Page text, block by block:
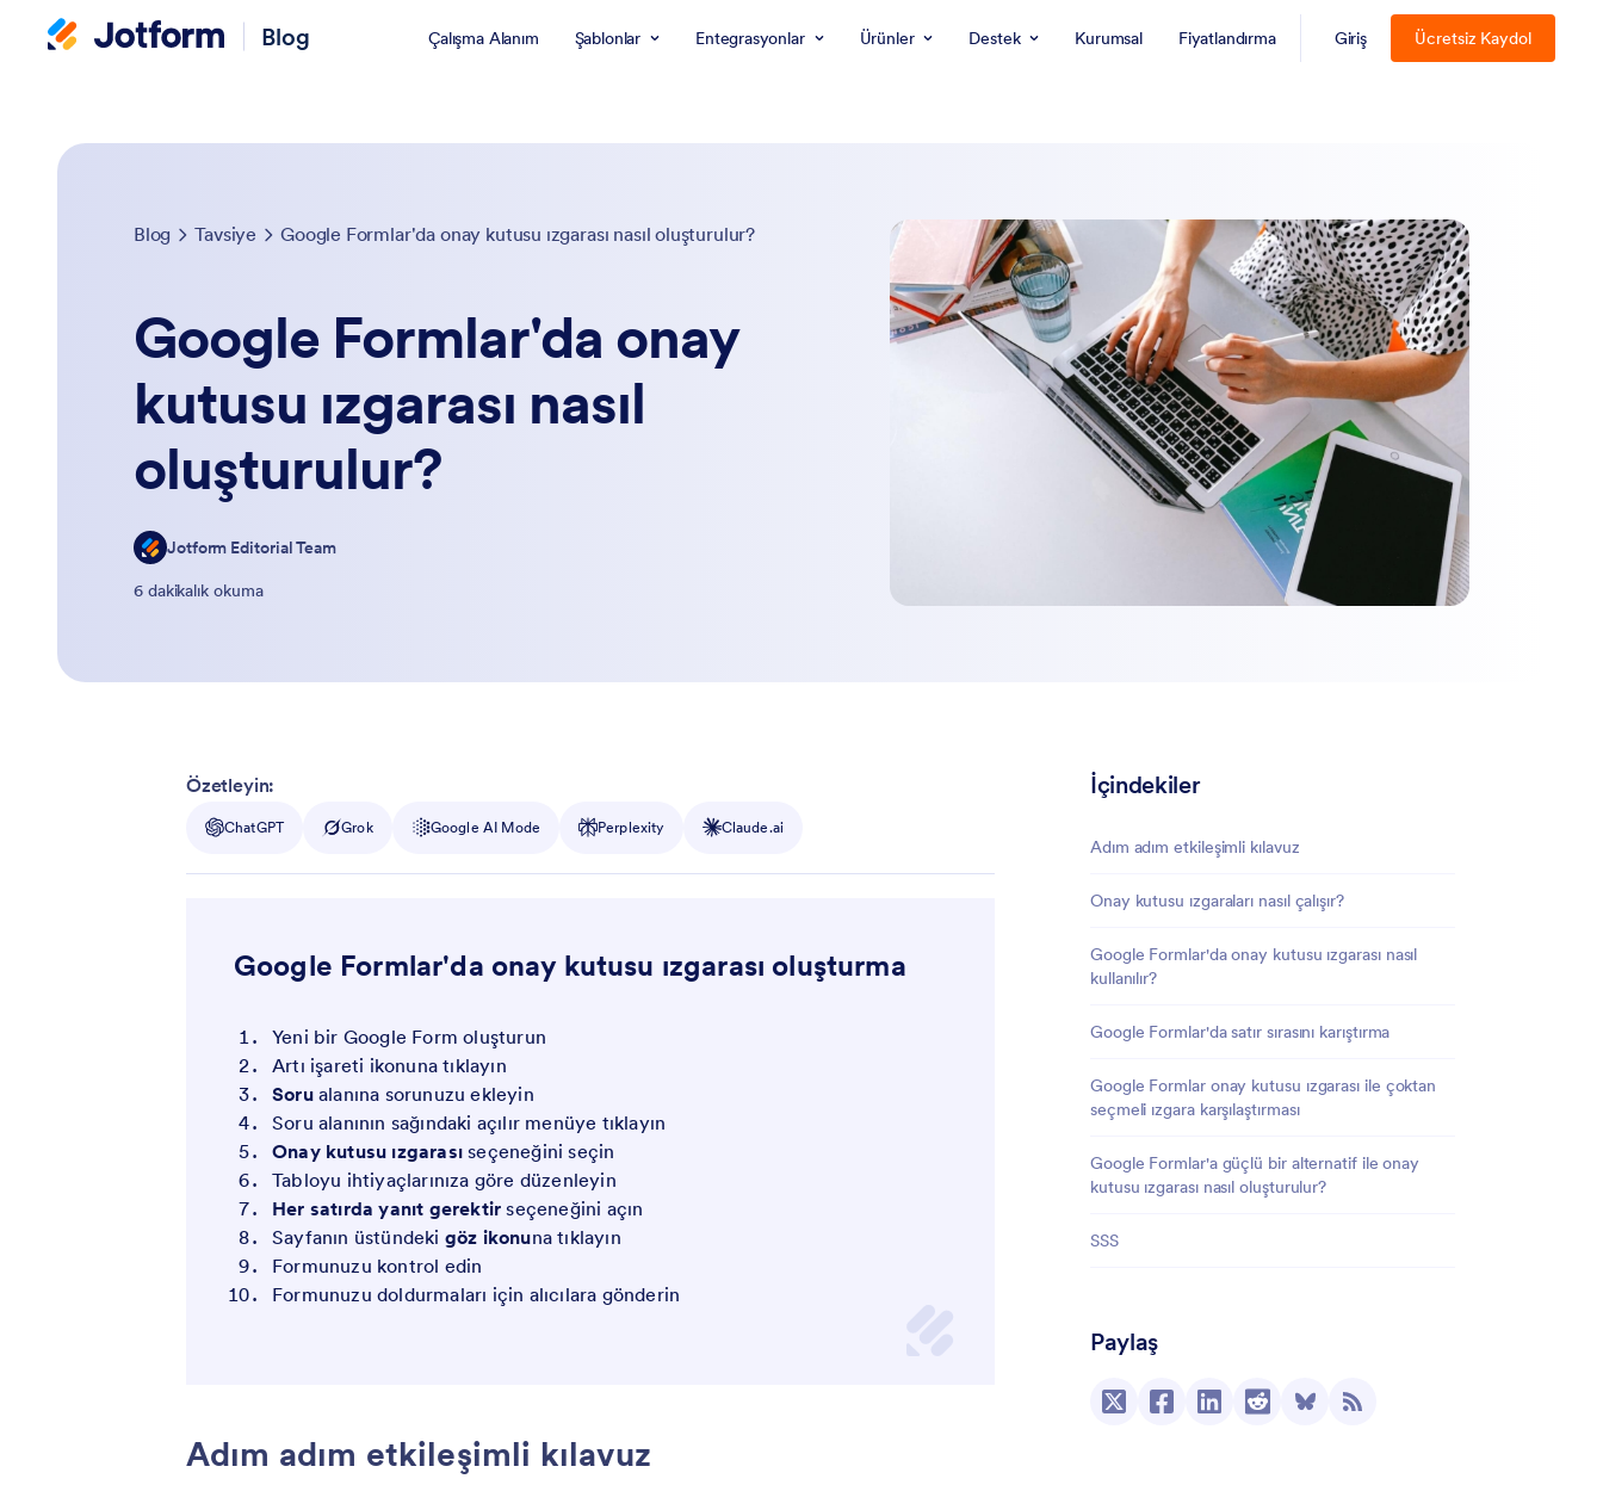
Blog Çalışma Alanım Şablonlar Entegrasyonlar Ürünler Destek Kurumsal Fiyatlandırma Giriş Ücretsiz Kaydol
Blog Tavsiye Google Formlar'da onay kutusu ızgarası nasıl oluşturulur?
Google Formlar'da onay
kutusu ızgarası nasıl
oluşturulur?
Jotform Editorial Team
6 dakikalık okuma
İçindekiler
Adım adım etkileşimli kılavuz
Onay kutusu ızgaraları nasıl çalışır?
Google Formlar'da onay kutusu ızgarası nasıl
kullanılır?
Google Formlar'da satır sırasını karıştırma
Google Formlar onay kutusu ızgarası ile çoktan
seçmeli ızgara karşılaştırması
Google Formlar'a güçlü bir alternatif ile onay
kutusu ızgarası nasıl oluşturulur?
SSS
Paylaş
Özetleyin:
ChatGPT Grok Google AI Mode Perplexity Claude.ai
Google Formlar'da onay kutusu ızgarası oluşturma
Yeni bir Google Form oluşturun
Artı işareti ikonuna tıklayın
Sorualanına sorunuzu ekleyin
Soru alanının sağındaki açılır menüye tıklayın
Onay kutusu ızgarası seçeneğini seçin
Tabloyu ihtiyaçlarınıza göre düzenleyin
Her satırda yanıt gerektir seçeneğini açın
Sayfanın üstündeki göz ikonuna tıklayın
Formunuzu kontrol edin
Formunuzu doldurmaları için alıcılara gönderin
Adım adım etkileşimli kılavuz